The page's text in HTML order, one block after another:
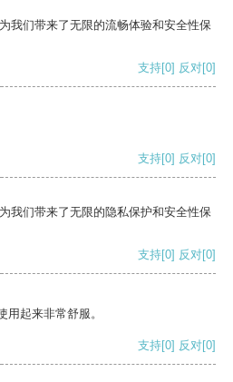
我们带来了无限的流畅体验和安全性保
支持[0] 反对[0]
支持[0] 反对[0]
我们带来了无限的隐私保护和安全性保
支持[0] 反对[0]
起来非常舒服。
支持[0] 反对[0]